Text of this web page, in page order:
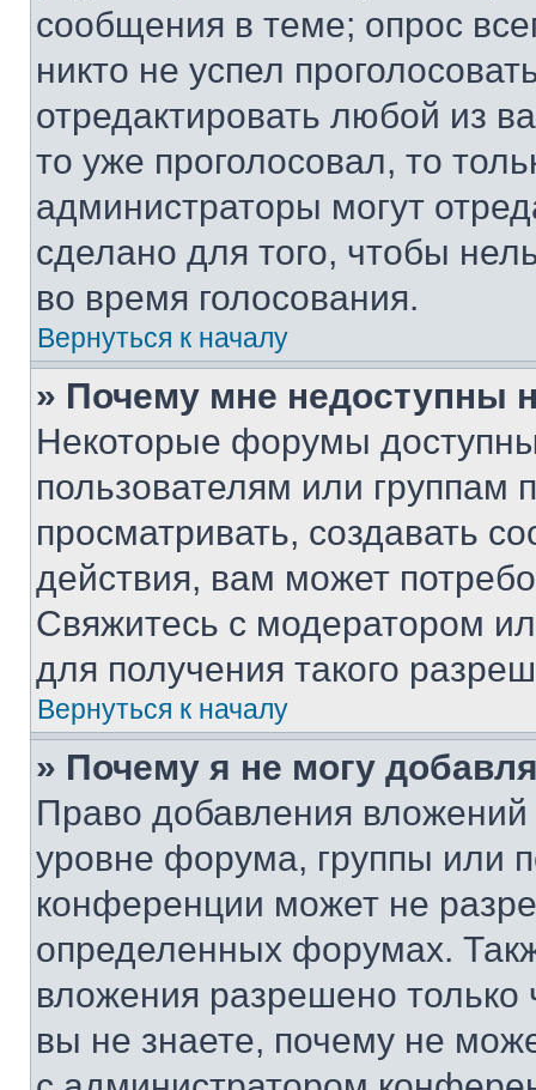
сообщения в теме; опрос
никто не успел
отредактировать любой из
то уже проголосовал, то
администраторы могут
сделано для того, чтобы
во время голосования.
Вернуться к началу
» Почему мне недоступны
Некоторые форумы
пользователям или группам
просматривать, создавать
действия, вам может
Свяжитесь с модератором
для получения такого
Вернуться к началу
» Почему я не могу
Право добавления
уровне форума, группы или
конференции может не
определенных форумах.
вложения разрешено
вы не знаете, почему не